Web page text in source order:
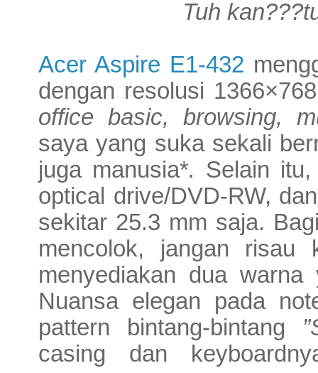
Tuh
Acer Aspire E1-432
dengan resolusi
office basic, browsing,
saya yang suka sekali
juga manusia*. Selain
optical drive/DVD-RW,
sekitar 25.3 mm saja.
mencolok, jangan risau
menyediakan dua
Nuansa elegan pada
pattern bintang-bintang ”
casing dan